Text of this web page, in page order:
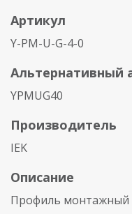
Артикул
Y-PM-U-G-4-0
Альтернативный
YPMUG40
Производитель
IEK
Описание
Профиль монтажный